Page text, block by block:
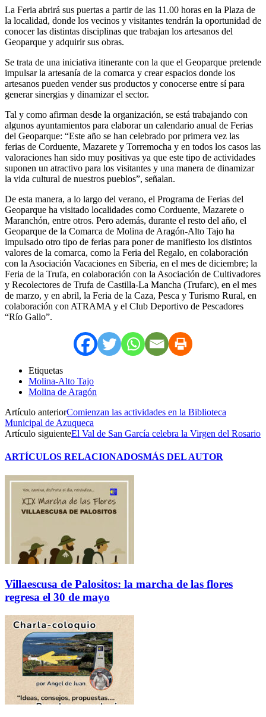
La Feria abrirá sus puertas a partir de las 11.00 horas en la Plaza de
la localidad, donde los vecinos y visitantes tendrán la oportunidad de
conocer las distintas disciplinas que trabajan los artesanos del
Geoparque y adquirir sus obras.
Se trata de una iniciativa itinerante con la que el Geoparque pretende
impulsar la artesanía de la comarca y crear espacios donde los
artesanos pueden vender sus productos y conocerse entre sí para
generar sinergias y dinamizar el sector.
Tal y como afirman desde la organización, se está trabajando con
algunos ayuntamientos para elaborar un calendario anual de Ferias
del Geoparque: “Este año se han celebrado por primera vez las
ferias de Corduente, Mazarete y Torremocha y en todos los casos las
valoraciones han sido muy positivas ya que este tipo de actividades
suponen un atractivo para los visitantes y una manera de dinamizar
la vida cultural de nuestros pueblos”, señalan.
De esta manera, a lo largo del verano, el Programa de Ferias del
Geoparque ha visitado localidades como Corduente, Mazarete o
Maranchón, entre otros. Pero además, durante el resto del año, el
Geoparque de la Comarca de Molina de Aragón-Alto Tajo ha
impulsado otro tipo de ferias para poner de manifiesto los distintos
valores de la comarca, como la Feria del Regalo, en colaboración
con la Asociación Vacaciones en Siberia, en el mes de diciembre; la
Feria de la Trufa, en colaboración con la Asociación de Cultivadores
y Recolectores de Trufa de Castilla-La Mancha (Trufarc), en el mes
de marzo, y en abril, la Feria de la Caza, Pesca y Turismo Rural, en
colaboración con ATRAMA y el Club Deportivo de Pescadores
“Río Gallo”.
Etiquetas
Molina-Alto Tajo
Molina de Aragón
Artículo anteriorComienzan las actividades en la Biblioteca
Municipal de Azuqueca
Artículo siguienteEl Val de San García celebra la Virgen del Rosario
ARTÍCULOS RELACIONADOSMÁS DEL AUTOR
Villaescusa de Palositos: la marcha de las flores
regresa el 30 de mayo